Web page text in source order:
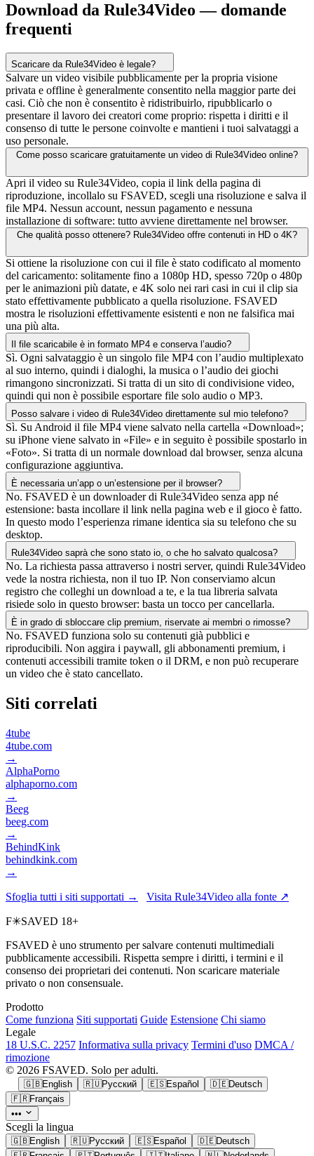
Download da Rule34Video — domande
frequenti
Scaricare da Rule34Video è legale?
Salvare un video visibile pubblicamente per la propria visione
privata e offline è generalmente consentito nella maggior parte dei
casi. Ciò che non è consentito è ridistribuirlo, ripubblicarlo o
presentare il lavoro dei creatori come proprio: rispetta i diritti e il
consenso di tutte le persone coinvolte e mantieni i tuoi salvataggi a
uso personale.
Come posso scaricare gratuitamente un video di Rule34Video online?
Apri il video su Rule34Video, copia il link della pagina di
riproduzione, incollalo su FSAVED, scegli una risoluzione e salva il
file MP4. Nessun account, nessun pagamento e nessuna
installazione di software: tutto avviene direttamente nel browser.
Che qualità posso ottenere? Rule34Video offre contenuti in HD o 4K?
Si ottiene la risoluzione con cui il file è stato codificato al momento
del caricamento: solitamente fino a 1080p HD, spesso 720p o 480p
per le animazioni più datate, e 4K solo nei rari casi in cui il clip sia
stato effettivamente pubblicato a quella risoluzione. FSAVED
mostra le risoluzioni effettivamente esistenti e non ne falsifica mai
una più alta.
Il file scaricabile è in formato MP4 e conserva l’audio?
Sì. Ogni salvataggio è un singolo file MP4 con l’audio multiplexato
al suo interno, quindi i dialoghi, la musica o l’audio dei giochi
rimangono sincronizzati. Si tratta di un sito di condivisione video,
quindi qui non è possibile esportare file solo audio o MP3.
Posso salvare i video di Rule34Video direttamente sul mio telefono?
Sì. Su Android il file MP4 viene salvato nella cartella «Download»;
su iPhone viene salvato in «File» e in seguito è possibile spostarlo in
«Foto». Si tratta di un normale download dal browser, senza alcuna
configurazione aggiuntiva.
È necessaria un’app o un’estensione per il browser?
No. FSAVED è un downloader di Rule34Video senza app né
estensione: basta incollare il link nella pagina web e il gioco è fatto.
In questo modo l’esperienza rimane identica sia su telefono che su
desktop.
Rule34Video saprà che sono stato io, o che ho salvato qualcosa?
No. La richiesta passa attraverso i nostri server, quindi Rule34Video
vede la nostra richiesta, non il tuo IP. Non conserviamo alcun
registro che colleghi un download a te, e la tua libreria salvata
risiede solo in questo browser: basta un tocco per cancellarla.
È in grado di sbloccare clip premium, riservate ai membri o rimosse?
No. FSAVED funziona solo su contenuti già pubblici e
riproducibili. Non aggira i paywall, gli abbonamenti premium, i
contenuti accessibili tramite token o il DRM, e non può recuperare
un video che è stato cancellato.
Siti correlati
4tube
4tube.com
→
AlphaPorno
alphaporno.com
→
Beeg
beeg.com
→
BehindKink
behindkink.com
→
Sfoglia tutti i siti supportati → Visita Rule34Video alla fonte ↗
F✳SAVED 18+
FSAVED è uno strumento per salvare contenuti multimediali
pubblicamente accessibili. Rispetta sempre i diritti, i termini e il
consenso dei proprietari dei contenuti. Non scaricare materiale
privato o non consensuale.
Prodotto
Come funziona Siti supportati Guide Estensione Chi siamo
Legale
18 U.S.C. 2257 Informativa sulla privacy Termini d'uso DMCA /
rimozione
© 2026 FSAVED. Solo per adulti.
🇬🇧English 🇷🇺Русский 🇪🇸Español 🇩🇪Deutsch
🇫🇷Français
•••
Scegli la lingua
🇬🇧English 🇷🇺Русский 🇪🇸Español 🇩🇪Deutsch